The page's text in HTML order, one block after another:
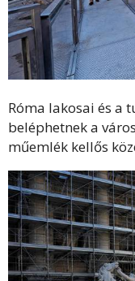
Róma lakosai és a
beléphetnek a
műemlék kellős